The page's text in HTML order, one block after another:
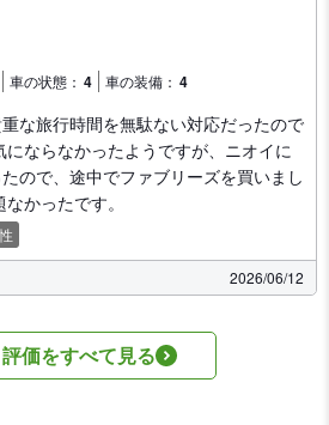
車の状態： 4 車の装備： 4
な旅行時間を無駄ない対応だったので
ならなかったようですが、ニオイに
ので、途中でファブリーズを買いまし
かったです。
2026/06/12
価をすべて見る